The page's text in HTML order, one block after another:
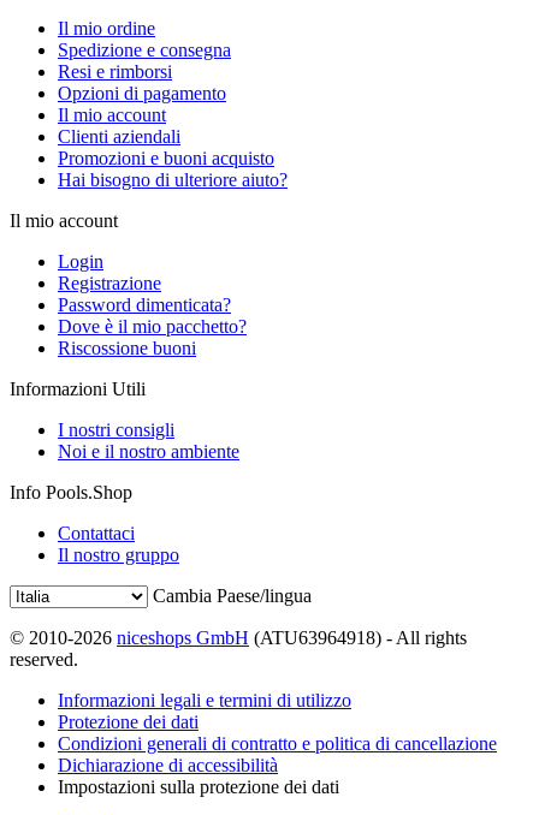
Il mio ordine
Spedizione e consegna
Resi e rimborsi
Opzioni di pagamento
Il mio account
Clienti aziendali
Promozioni e buoni acquisto
Hai bisogno di ulteriore aiuto?
Il mio account
Login
Registrazione
Password dimenticata?
Dove è il mio pacchetto?
Riscossione buoni
Informazioni Utili
I nostri consigli
Noi e il nostro ambiente
Info Pools.Shop
Contattaci
Il nostro gruppo
Cambia Paese/lingua
© 2010-2026 niceshops GmbH (ATU63964918) - All rights
reserved.
Informazioni legali e termini di utilizzo
Protezione dei dati
Condizioni generali di contratto e politica di cancellazione
Dichiarazione di accessibilità
Impostazioni sulla protezione dei dati